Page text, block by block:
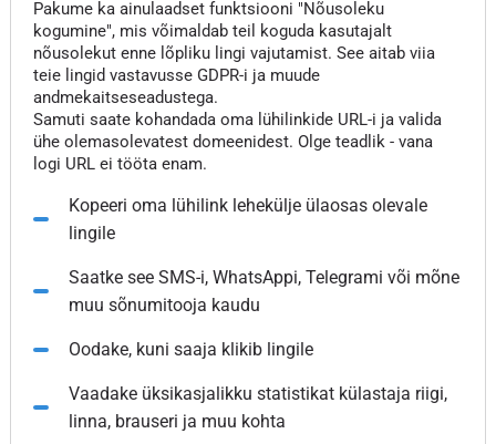
Pakume ka ainulaadset funktsiooni "Nõusoleku
kogumine", mis võimaldab teil koguda kasutajalt
nõusolekut enne lõpliku lingi vajutamist. See aitab viia
teie lingid vastavusse GDPR-i ja muude
andmekaitseseadustega.
Samuti saate kohandada oma lühilinkide URL-i ja valida
ühe olemasolevatest domeenidest. Olge teadlik - vana
logi URL ei tööta enam.
Kopeeri oma lühilink lehekülje ülaosas olevale
lingile
Saatke see SMS-i, WhatsAppi, Telegrami või mõne
muu sõnumitooja kaudu
Oodake, kuni saaja klikib lingile
Vaadake üksikasjalikku statistikat külastaja riigi,
linna, brauseri ja muu kohta